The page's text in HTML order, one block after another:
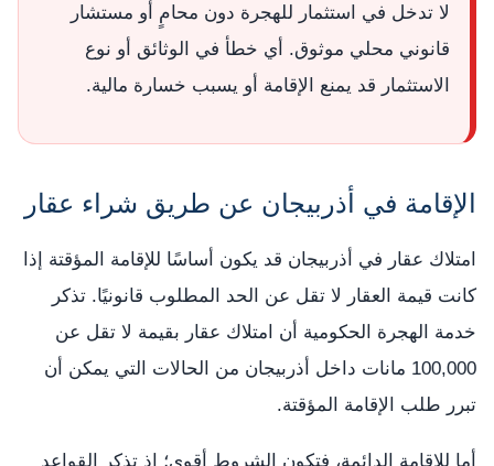
لا تدخل في استثمار للهجرة دون محامٍ أو مستشار
قانوني محلي موثوق. أي خطأ في الوثائق أو نوع
الاستثمار قد يمنع الإقامة أو يسبب خسارة مالية.
الإقامة في أذربيجان عن طريق شراء عقار
امتلاك عقار في أذربيجان قد يكون أساسًا للإقامة المؤقتة إذا
كانت قيمة العقار لا تقل عن الحد المطلوب قانونيًا. تذكر
خدمة الهجرة الحكومية أن امتلاك عقار بقيمة لا تقل عن
100,000 مانات داخل أذربيجان من الحالات التي يمكن أن
تبرر طلب الإقامة المؤقتة.
أما للإقامة الدائمة، فتكون الشروط أقوى؛ إذ تذكر القواعد